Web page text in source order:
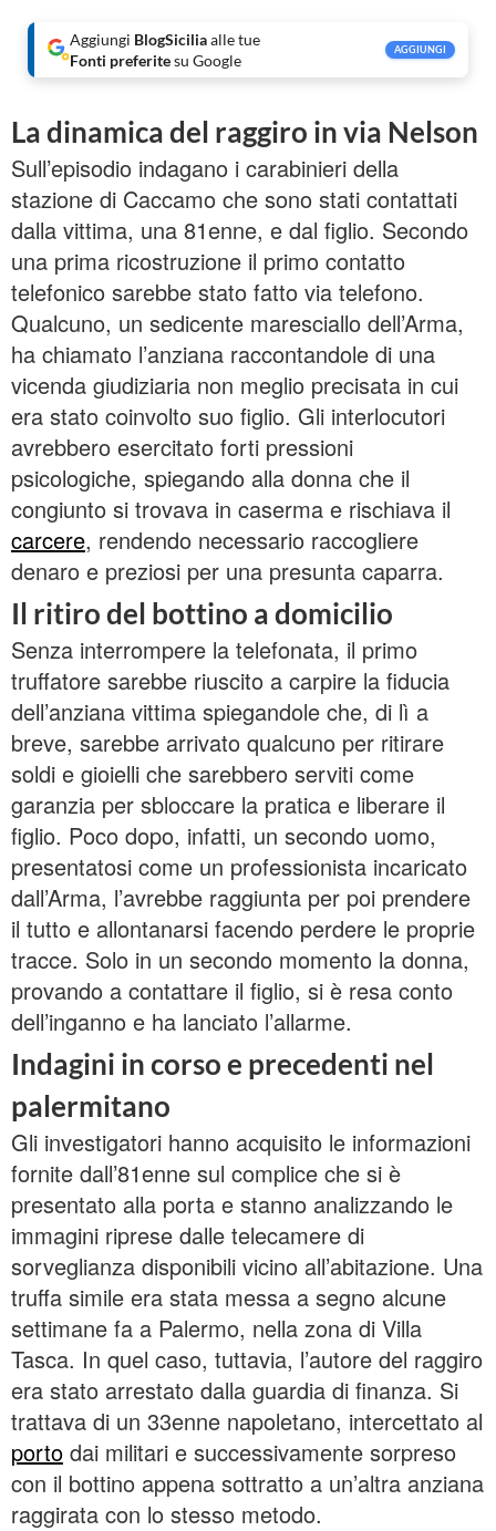
Aggiungi BlogSiciliaalle tue
Fonti preferitesu Google
AGGIUNGI
La dinamica del raggiro in via Nelson
Sull’episodio indagano i carabinieri della
stazione di Caccamo che sono stati contattati
dalla vittima, una 81enne, e dal figlio. Secondo
una prima ricostruzione il primo contatto
telefonico sarebbe stato fatto via telefono.
Qualcuno, un sedicente maresciallo dell’Arma,
ha chiamato l’anziana raccontandole di una
vicenda giudiziaria non meglio precisata in cui
era stato coinvolto suo figlio. Gli interlocutori
avrebbero esercitato forti pressioni
psicologiche, spiegando alla donna che il
congiunto si trovava in caserma e rischiava il
carcere, rendendo necessario raccogliere
denaro e preziosi per una presunta caparra.
Il ritiro del bottino a domicilio
Senza interrompere la telefonata, il primo
truffatore sarebbe riuscito a carpire la fiducia
dell’anziana vittima spiegandole che, di lì a
breve, sarebbe arrivato qualcuno per ritirare
soldi e gioielli che sarebbero serviti come
garanzia per sbloccare la pratica e liberare il
figlio. Poco dopo, infatti, un secondo uomo,
presentatosi come un professionista incaricato
dall’Arma, l’avrebbe raggiunta per poi prendere
il tutto e allontanarsi facendo perdere le proprie
tracce. Solo in un secondo momento la donna,
provando a contattare il figlio, si è resa conto
dell’inganno e ha lanciato l’allarme.
Indagini in corso e precedenti nel
palermitano
Gli investigatori hanno acquisito le informazioni
fornite dall’81enne sul complice che si è
presentato alla porta e stanno analizzando le
immagini riprese dalle telecamere di
sorveglianza disponibili vicino all’abitazione. Una
truffa simile era stata messa a segno alcune
settimane fa a Palermo, nella zona di Villa
Tasca. In quel caso, tuttavia, l’autore del raggiro
era stato arrestato dalla guardia di finanza. Si
trattava di un 33enne napoletano, intercettato al
porto dai militari e successivamente sorpreso
con il bottino appena sottratto a un’altra anziana
raggirata con lo stesso metodo.